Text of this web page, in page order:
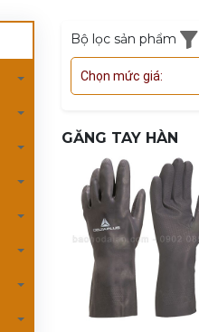
Bộ lọc sản phẩm
Chọn mức giá:
GĂNG TAY HÀN